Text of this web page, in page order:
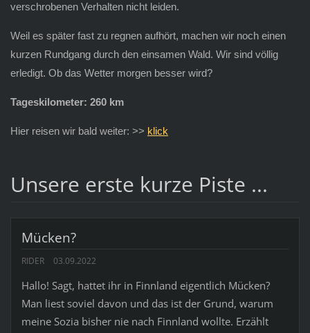
verschrobenen Verhalten nicht leiden.
Weil es später fast zu regnen aufhört, machen wir noch einen
kurzen Rundgang durch den einsamen Wald. Wir sind völlig
erledigt. Ob das Wetter morgen besser wird?
Tageskilometer: 260 km
Hier reisen wir bald weiter: >> klick
Unsere erste kurze Piste ...
Mücken?
RIDER 03.09.2022
Hallo! Sagt, hattet ihr in Finnland eigentlich Mücken?
Man liest soviel davon und das ist der Grund, warum
meine Sozia bisher nie nach Finnland wollte. Erzählt